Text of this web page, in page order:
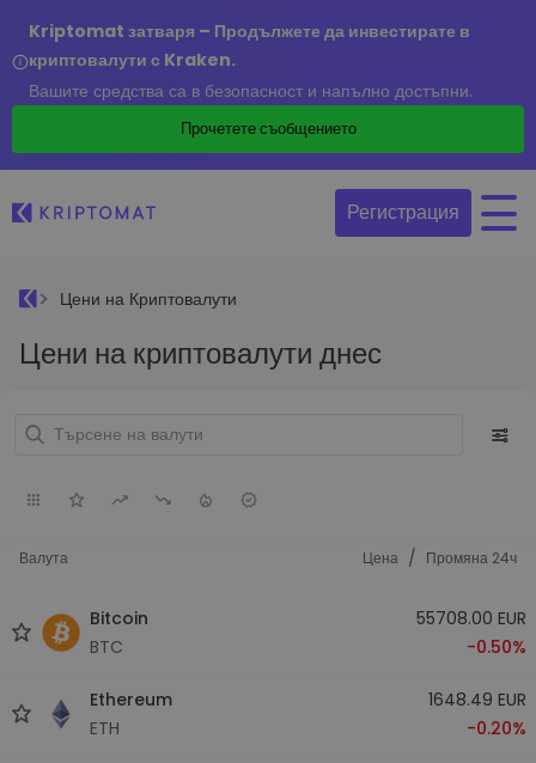
Kriptomat затваря – Продължете да инвестирате в
криптовалути с Kraken.
Вашите средства са в безопасност и напълно достъпни.
Прочетете съобщението
Регистрация
Цени на Криптовалути
Цени на криптовалути днес
Валута Цена / Промяна 24ч
Bitcoin
BTC
55708.00 EUR
-0.50%
Ethereum
ETH
1648.49 EUR
-0.20%